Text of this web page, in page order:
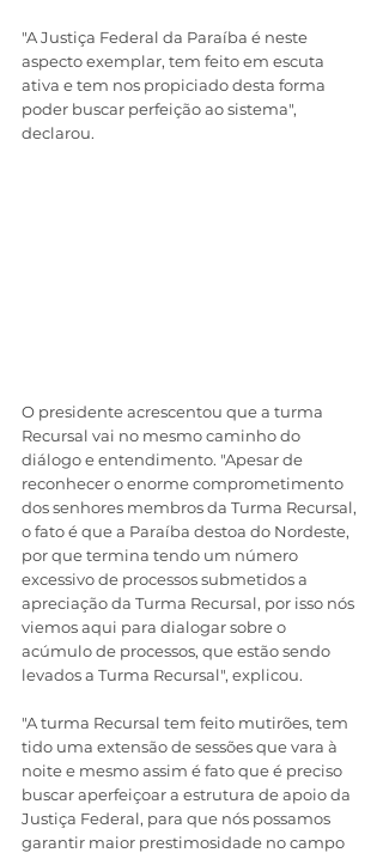
"A Justiça Federal da Paraíba é neste
aspecto exemplar, tem feito em escuta
ativa e tem nos propiciado desta forma
poder buscar perfeição ao sistema",
declarou.
O presidente acrescentou que a turma
Recursal vai no mesmo caminho do
diálogo e entendimento. "Apesar de
reconhecer o enorme comprometimento
dos senhores membros da Turma Recursal,
o fato é que a Paraíba destoa do Nordeste,
por que termina tendo um número
excessivo de processos submetidos a
apreciação da Turma Recursal, por isso nós
viemos aqui para dialogar sobre o
acúmulo de processos, que estão sendo
levados a Turma Recursal", explicou.
"A turma Recursal tem feito mutirões, tem
tido uma extensão de sessões que vara à
noite e mesmo assim é fato que é preciso
buscar aperfeiçoar a estrutura de apoio da
Justiça Federal, para que nós possamos
garantir maior prestimosidade no campo